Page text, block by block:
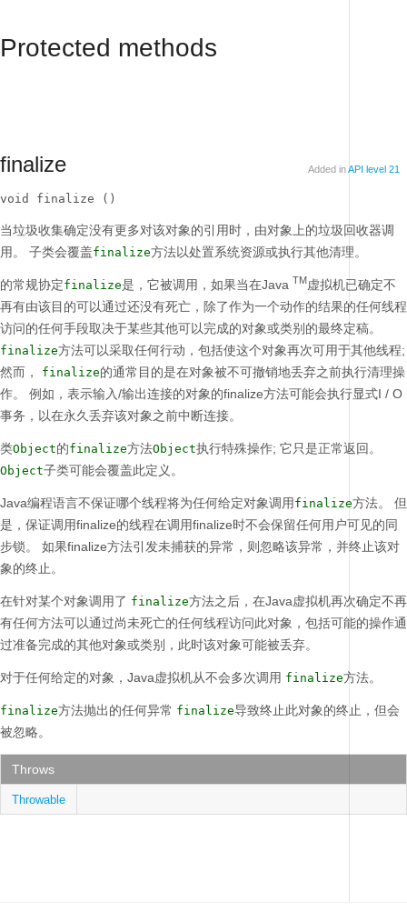
Protected methods
finalize Added inAPI level 21
void finalize ()
当垃圾收集确定没有更多对该对象的引用时，由对象上的垃圾回收器调
用。
子类会覆盖finalize方法以处置系统资源或执行其他清理。
的常规协定finalize是，它被调用，如果当在Java TM 虚拟机已确定不
再有由该目的可以通过还没有死亡，除了作为一个动作的结果的任何线程
访问的任何手段取决于某些其他可以完成的对象或类别的最终定稿。
finalize方法可以采取任何行动，包括使这个对象再次可用于其他线程;
然而， finalize的通常目的是在对象被不可撤销地丢弃之前执行清理操
作。
例如，表示输入/输出连接的对象的finalize方法可能会执行显式I / O
事务，以在永久丢弃该对象之前中断连接。
类Object的finalize方法Object执行特殊操作; 它只是正常返回。
Object子类可能会覆盖此定义。
Java编程语言不保证哪个线程将为任何给定对象调用 finalize方法。
但
是，保证调用finalize的线程在调用finalize时不会保留任何用户可见的同
步锁。
如果finalize方法引发未捕获的异常，则忽略该异常，并终止该对
象的终止。
在针对某个对象调用了 finalize方法之后，在Java虚拟机再次确定不再
有任何方法可以通过尚未死亡的任何线程访问此对象，包括可能的操作通
过准备完成的其他对象或类别，此时该对象可能被丢弃。
对于任何给定的对象，Java虚拟机从不会多次调用 finalize方法。
finalize方法抛出的任何异常 finalize导致终止此对象的终止，但会
被忽略。
Throws
Throwable